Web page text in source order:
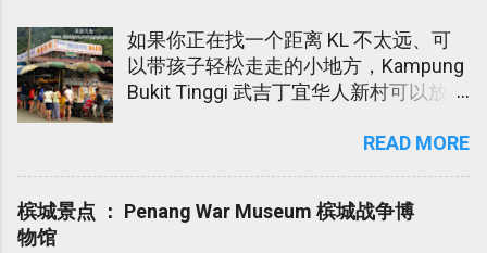
如果你正在找一个距离 KL 不太远、可
以带孩子轻松走走的小地方，Kampung
Bukit Tinggi 武吉丁宜华人新村可以放进
也不是那种需要安排一整天的旅游区。
日游，吃点小吃，看看水果蔬菜档，感
受一下新村和山边的清新空气。 这个地
READ MORE
槟城景点 ： Penang War Museum 槟城战争博
物馆